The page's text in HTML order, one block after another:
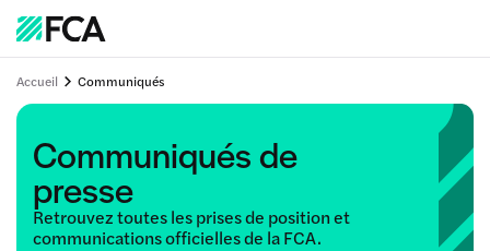
Accueil Communiqués
Communiqués de
presse
Retrouvez toutes les prises de position et
communications officielles de la FCA.